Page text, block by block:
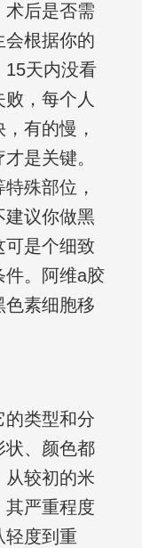
术后是否需
会根据你的
15天内没看
，每个人
有的慢，
是关键。
殊部位，
建议你做黑
可是个细致
件。阿维a胶
色素细胞移
的类型和分
状、颜色都
从较初的米
其严重程度
轻度到重